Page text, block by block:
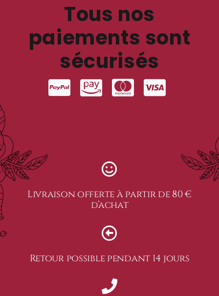
Tous nos
paiements sont
sécurisés
Livraison offerte à partir de 80 €
d’achat
Retour possible pendant 14 jours